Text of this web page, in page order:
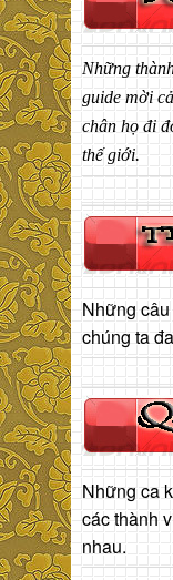
Những
guide mời
chân họ đi
thế giới.
Những
chúng ta
Những ca
các thành
nhau.